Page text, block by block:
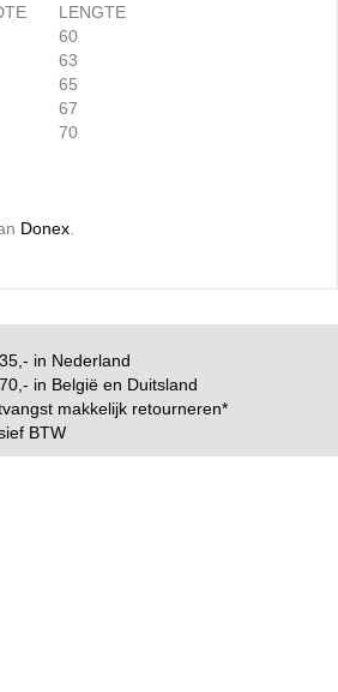
LENGTE
60
63
65
67
70
Donex
in Nederland
in België en Duitsland
makkelijk retourneren*
BTW